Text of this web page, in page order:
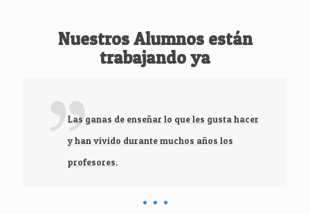
Nuestros Alumnos están
trabajando ya
Las ganas de enseñar lo que les gusta hacer
y han vivido durante muchos años los
profesores.